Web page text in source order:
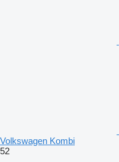
Volkswagen Kombi
52